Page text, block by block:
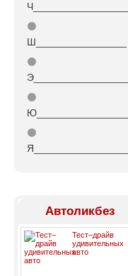
Ч_________________
⚫
Ш________________
⚫
Э_________________
⚫
Ю_________________
⚫
Я_________________
Автоликбез
Тест–драйв
удивительных
авто